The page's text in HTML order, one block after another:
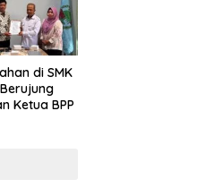
di SMK
Ketua BPP